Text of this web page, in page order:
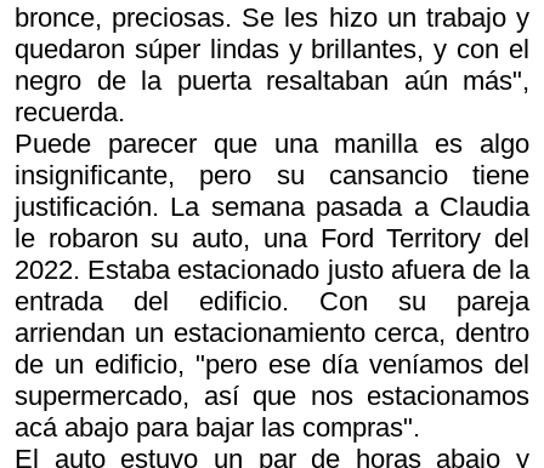
bronce, preciosas. Se les hizo un trabajo y
quedaron súper lindas y brillantes, y con el
negro de la puerta resaltaban aún más",
recuerda.
Puede parecer que una manilla es algo
insignificante, pero su cansancio tiene
justificación. La semana pasada a Claudia
le robaron su auto, una Ford Territory del
2022. Estaba estacionado justo afuera de la
entrada del edificio. Con su pareja
arriendan un estacionamiento cerca, dentro
de un edificio, "pero ese día veníamos del
supermercado, así que nos estacionamos
acá abajo para bajar las compras".
El auto estuvo un par de horas abajo y